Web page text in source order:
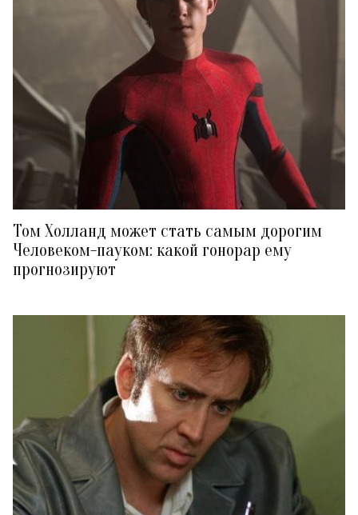
Том Холланд может стать самым дорогим
Человеком-пауком: какой гонорар ему
прогнозируют